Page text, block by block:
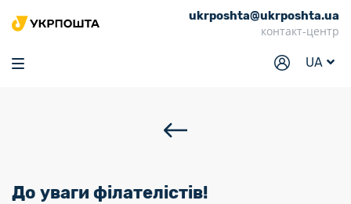
ukrposhta@ukrposhta.ua
контакт-центр
UA
Головна
Маркет
До уваги філателістів!